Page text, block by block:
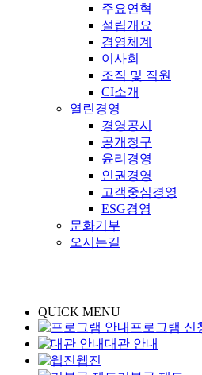
주요연혁
설립개요
경영체계
이사회
조직 및 직원
CI소개
열린경영
경영공시
공개청구
윤리경영
인권경영
고객중심경영
ESG경영
문화기부
오시는길
QUICK MENU
프로그램 신
대관 안내
웹진